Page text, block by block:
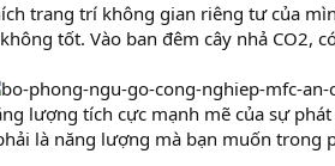
trang trí không gian riêng tư của
tốt. Vào ban đêm cây nhả CO2,
lượng tích cực mạnh mẽ của sự
là năng lượng mà bạn muốn trong